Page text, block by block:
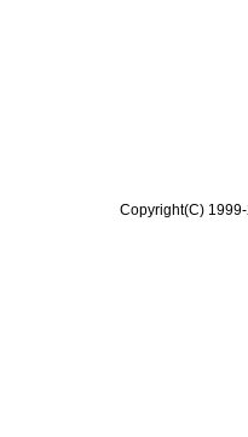
Copyright(C)